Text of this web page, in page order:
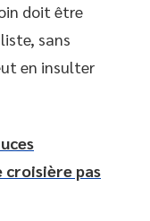
doit être
sans
en insulter
croisière pas